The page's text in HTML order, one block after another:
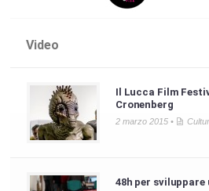
Video
Il Lucca Film
Cronenberg
2 marzo 2015 •
48h per sviluppare